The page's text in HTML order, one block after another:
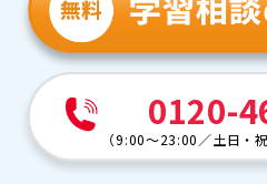
0120-
（9:00～23:00／土日・